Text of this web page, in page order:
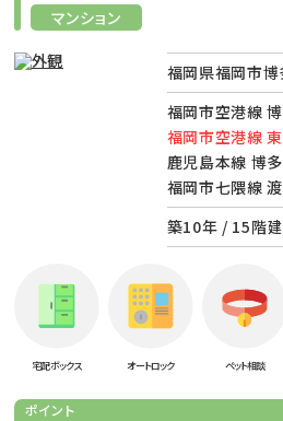
マンション
福岡県福岡市
福岡市空港線
福岡市空港線
鹿児島本線 博
福岡市七隈線
築10年 / 15階建
宅配ボックス オートロック ペット相談
ポイント